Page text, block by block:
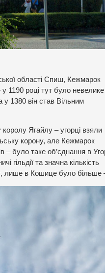
області Спиш, Кежмарок
1190 році тут було невелике
1380 він став Вільним
Ягайлу – угорці взяли
корону, але Кежмарок
– було таке об’єднання в
гільдії та значна кількість
лише в Кошице було більше